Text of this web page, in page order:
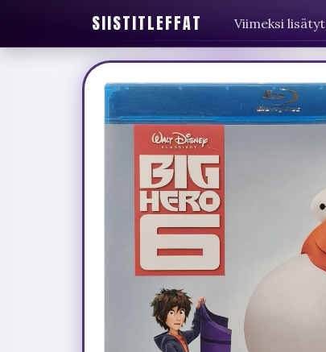
SIISTITLEFFAT Viimeksi lisätyt